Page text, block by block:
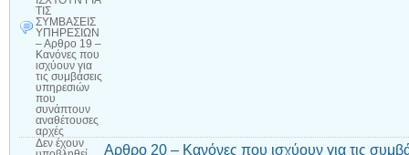
ΤΙΣ
ΣΥΜΒΑΣΕΙΣ
ΥΠΗΡΕΣΙΩΝ
– Αρθρο 19 –
Κανόνες που
ισχύουν για
τις συμβάσεις
υπηρεσιών
που
συνάπτουν
αναθέτουσες
αρχές
Δεν έχουν
Αρθρο 20 – Κανόνες που ισχύουν για τις